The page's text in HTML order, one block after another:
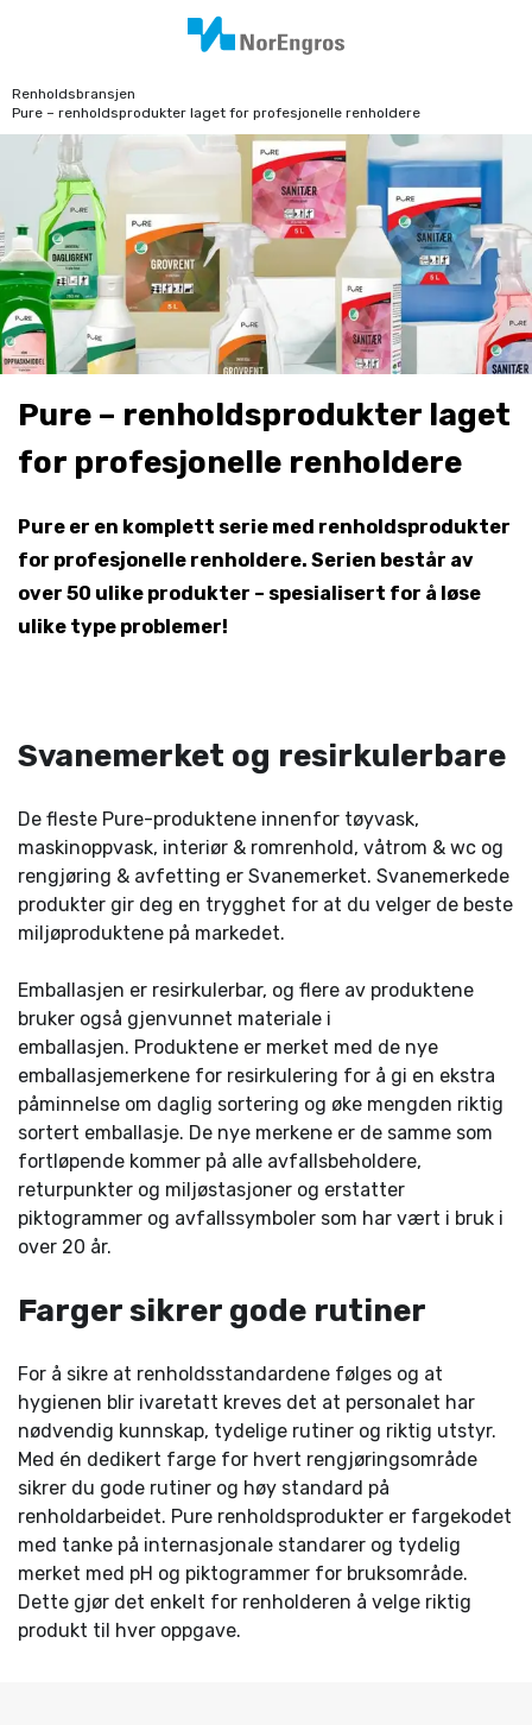
Renholdsbransjen
Pure – renholdsprodukter laget for profesjonelle renholdere
Pure – renholdsprodukter laget
for profesjonelle renholdere
Pure er en komplett serie med renholdsprodukter
for profesjonelle renholdere. Serien består av
over 50 ulike produkter – spesialisert for å løse
ulike type problemer!
Svanemerket og resirkulerbare
De fleste Pure-produktene innenfor tøyvask,
maskinoppvask, interiør & romrenhold, våtrom & wc og
rengjøring & avfetting er Svanemerket. Svanemerkede
produkter gir deg en trygghet for at du velger de beste
miljøproduktene på markedet.
Emballasjen er resirkulerbar, og flere av produktene
bruker også gjenvunnet materiale i
emballasjen. Produktene er merket med de nye
emballasjemerkene for resirkulering for å gi en ekstra
påminnelse om daglig sortering og øke mengden riktig
sortert emballasje. De nye merkene er de samme som
fortløpende kommer på alle avfallsbeholdere,
returpunkter og miljøstasjoner og erstatter
piktogrammer og avfallssymboler som har vært i bruk i
over 20 år.
Farger sikrer gode rutiner
For å sikre at renholdsstandardene følges og at
hygienen blir ivaretatt kreves det at personalet har
nødvendig kunnskap, tydelige rutiner og riktig utstyr.
Med én dedikert farge for hvert rengjøringsområde
sikrer du gode rutiner og høy standard på
renholdarbeidet. Pure renholdsprodukter er fargekodet
med tanke på internasjonale standarer og tydelig
merket med pH og piktogrammer for bruksområde.
Dette gjør det enkelt for renholderen å velge riktig
produkt til hver oppgave.